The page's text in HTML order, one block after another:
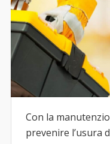
Con la
prevenire l’usura